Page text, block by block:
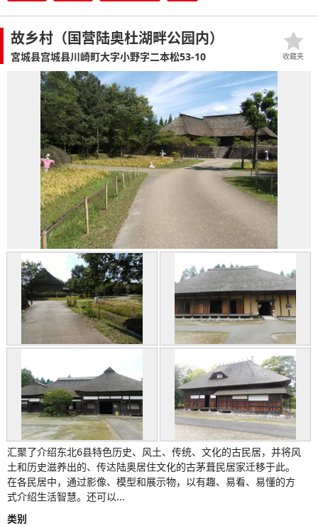
故乡村（国营陆奥杜湖畔公园内）
宮城县宫城县川崎町大字小野字二本松53-10
汇聚了介绍东北6县特色历史、风土、传统、文化的古民居，并将风
土和历史滋养出的、传达陆奥居住文化的古茅葺民居家迁移于此。
在各民居中，通过影像、模型和展示物，以有趣、易看、易懂的方
式介绍生活智慧。还可以...
类别
收藏夹